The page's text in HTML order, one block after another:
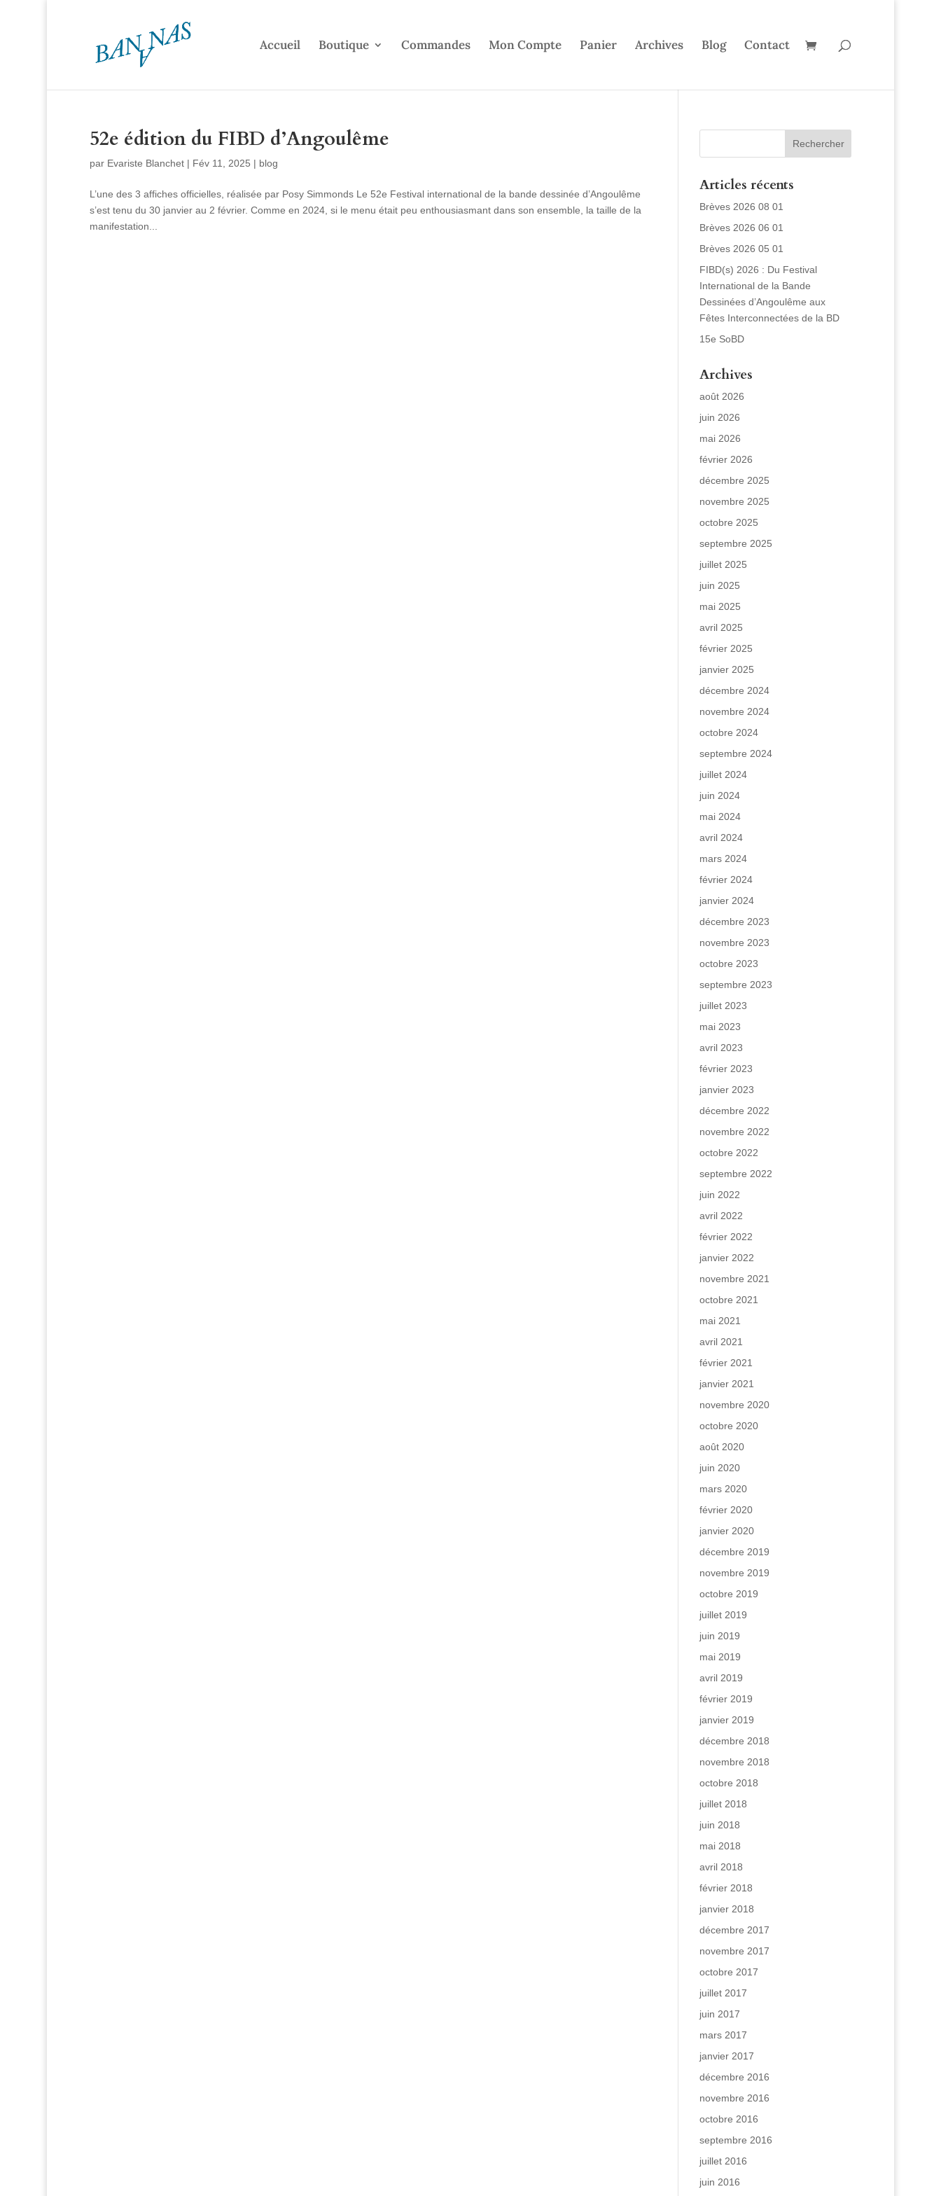
Accueil Boutique Commandes Mon Compte Panier Archives Blog Contact
52e édition du FIBD d’Angoulême
par Evariste Blanchet| Fév 11, 2025 | blog
L’une des 3 affiches officielles, réalisée par Posy Simmonds Le 52e Festival international de la bande dessinée d’Angoulême
s’est tenu du 30 janvier au 2 février. Comme en 2024, si le menu était peu enthousiasmant dans son ensemble, la taille de la
manifestation...
Articles récents
Brèves 2026 08 01
Brèves 2026 06 01
Brèves 2026 05 01
FIBD(s) 2026 : Du Festival
International de la Bande
Dessinées d’Angoulême aux
Fêtes Interconnectées de la BD
15e SoBD
Archives
août 2026
juin 2026
mai 2026
février 2026
décembre 2025
novembre 2025
octobre 2025
septembre 2025
juillet 2025
juin 2025
mai 2025
avril 2025
février 2025
janvier 2025
décembre 2024
novembre 2024
octobre 2024
septembre 2024
juillet 2024
juin 2024
mai 2024
avril 2024
mars 2024
février 2024
janvier 2024
décembre 2023
novembre 2023
octobre 2023
septembre 2023
juillet 2023
mai 2023
avril 2023
février 2023
janvier 2023
décembre 2022
novembre 2022
octobre 2022
septembre 2022
juin 2022
avril 2022
février 2022
janvier 2022
novembre 2021
octobre 2021
mai 2021
avril 2021
février 2021
janvier 2021
novembre 2020
octobre 2020
août 2020
juin 2020
mars 2020
février 2020
janvier 2020
décembre 2019
novembre 2019
octobre 2019
juillet 2019
juin 2019
mai 2019
avril 2019
février 2019
janvier 2019
décembre 2018
novembre 2018
octobre 2018
juillet 2018
juin 2018
mai 2018
avril 2018
février 2018
janvier 2018
décembre 2017
novembre 2017
octobre 2017
juillet 2017
juin 2017
mars 2017
janvier 2017
décembre 2016
novembre 2016
octobre 2016
septembre 2016
juillet 2016
juin 2016